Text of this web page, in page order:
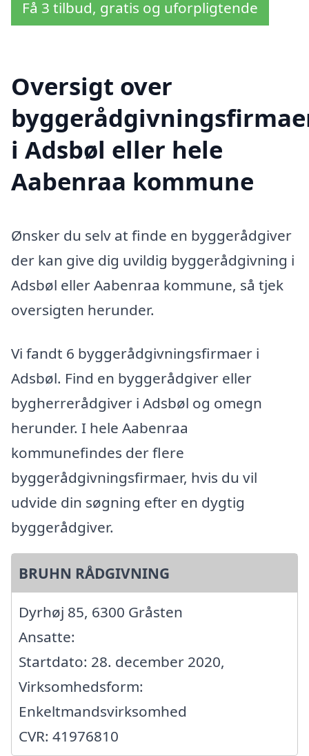
Få 3 tilbud, gratis og uforpligtende
Oversigt over
i Adsbøl eller hele
Aabenraa kommune
Ønsker du selv at finde en byggerådgiver
der kan give dig uvildig byggerådgivning i
Adsbøl eller Aabenraa kommune, så tjek
oversigten herunder.
Vi fandt 6 byggerådgivningsfirmaer i
Adsbøl. Find en byggerådgiver eller
bygherrerådgiver i Adsbøl og omegn
herunder. I hele Aabenraa
kommunefindes der flere
byggerådgivningsfirmaer, hvis du vil
udvide din søgning efter en dygtig
byggerådgiver.
BRUHN RÅDGIVNING
Dyrhøj 85, 6300 Gråsten
Ansatte:
Startdato: 28. december 2020,
Virksomhedsform:
Enkeltmandsvirksomhed
CVR: 41976810